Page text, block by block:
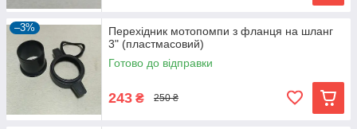
–3%
Перехідник мотопомпи з фланця на шланг
3" (пластмасовий)
Готово до відправки
243 ₴ 250 ₴